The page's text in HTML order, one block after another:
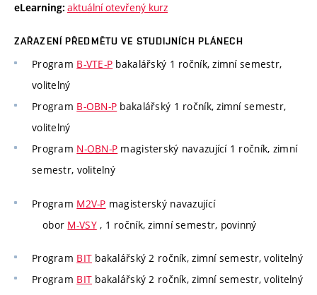
eLearning: aktuální otevřený kurz
ZAŘAZENÍ PŘEDMĚTU VE STUDIJNÍCH PLÁNECH
Program B-VTE-P bakalářský 1 ročník, zimní semestr,
volitelný
Program B-OBN-P bakalářský 1 ročník, zimní semestr,
volitelný
Program N-OBN-P magisterský navazující 1 ročník, zimní
semestr, volitelný
Program M2V-P magisterský navazující
obor M-VSY, 1 ročník, zimní semestr, povinný
Program BIT bakalářský 2 ročník, zimní semestr, volitelný
Program BIT bakalářský 2 ročník, zimní semestr, volitelný